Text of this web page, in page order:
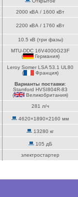
2000 кВА / 1600 кВт
2200 кВА / 1760 кВт
10.5 кВ (три фазы)
MTU-DDC 16V4000G23F
(
Германия)
Leroy Somer LSA 53.1 UL80
(
Франция)
Варианты поставки:
Stamford HVSI804R-83
(
Великобритания)
281 л/ч
4620×1890×2160 мм
13280 кг
105 дБ
электростартер